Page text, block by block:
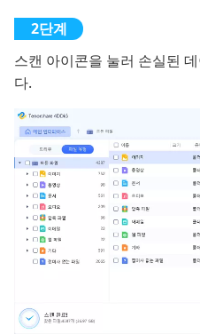
스캔 아이콘을 눌러 손실된
다.